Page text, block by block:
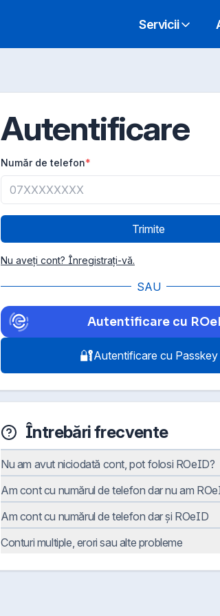
Servicii
Autentificare
Număr de telefon*
Trimite
Nu aveți cont? Înregistrați-vă.
SAU
Autentificare cu
🔐Autentificare cu Passkey
Întrebări frecvente
Nu am avut niciodată cont, pot folosi ROeID?
Am cont cu numărul de telefon dar nu am
Am cont cu numărul de telefon dar și ROeID
Conturi multiple, erori sau alte probleme